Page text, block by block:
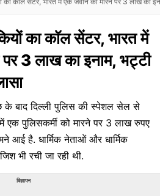
का कॉल सेंटर, भारत में
3 लाख का इनाम, भट्टी
के बाद दिल्ली पुलिस की स्पेशल सेल से
एक पुलिसकर्मी को मारने पर 3 लाख रुपए
आई है. धार्मिक नेताओं और धार्मिक
भी रची जा रही थी.
विज्ञापन